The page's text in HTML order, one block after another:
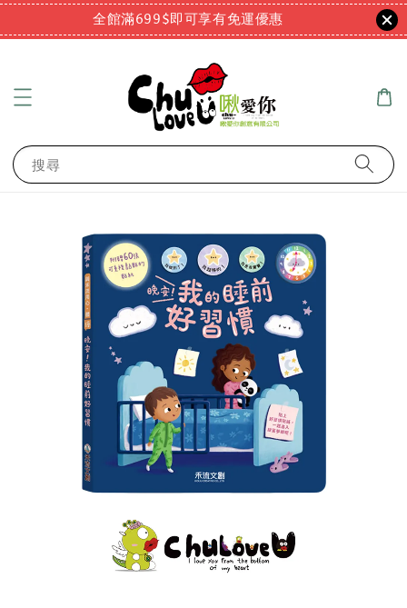
全館滿699$即可享有免運優惠
搜尋